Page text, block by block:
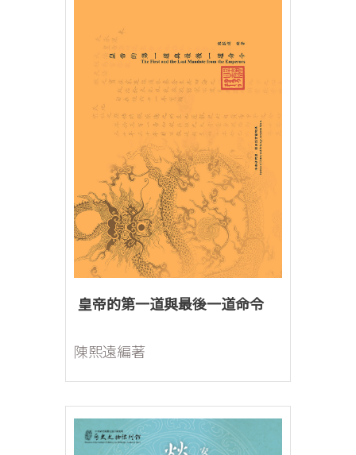
皇帝的第一道與最後一道命令
陳熙遠編著